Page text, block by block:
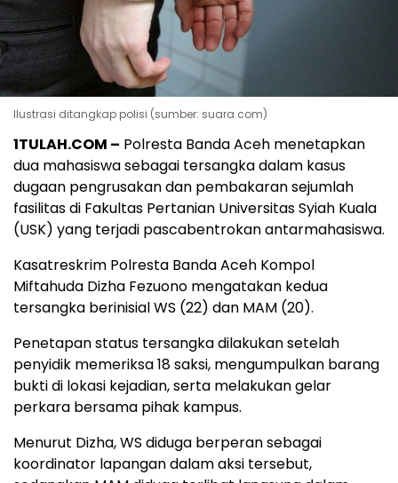
Ilustrasi ditangkap polisi (sumber: suara.com)
1TULAH.COM – Polresta Banda Aceh menetapkan
dua mahasiswa sebagai tersangka dalam kasus
dugaan pengrusakan dan pembakaran sejumlah
fasilitas di Fakultas Pertanian Universitas Syiah Kuala
(USK) yang terjadi pascabentrokan antarmahasiswa.
Kasatreskrim Polresta Banda Aceh Kompol
Miftahuda Dizha Fezuono mengatakan kedua
tersangka berinisial WS (22) dan MAM (20).
Penetapan status tersangka dilakukan setelah
penyidik memeriksa 18 saksi, mengumpulkan barang
bukti di lokasi kejadian, serta melakukan gelar
perkara bersama pihak kampus.
Menurut Dizha, WS diduga berperan sebagai
koordinator lapangan dalam aksi tersebut,